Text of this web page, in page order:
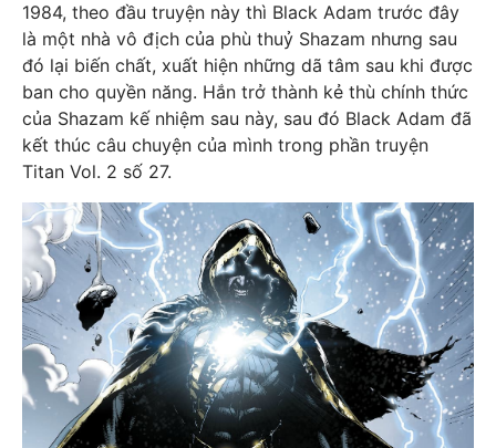
1984, theo đầu truyện này thì Black Adam trước đây
là một nhà vô địch của phù thuỷ Shazam nhưng sau
đó lại biến chất, xuất hiện những dã tâm sau khi được
ban cho quyền năng. Hắn trở thành kẻ thù chính thức
của Shazam kế nhiệm sau này, sau đó Black Adam đã
kết thúc câu chuyện của mình trong phần truyện
Titan Vol. 2 số 27.